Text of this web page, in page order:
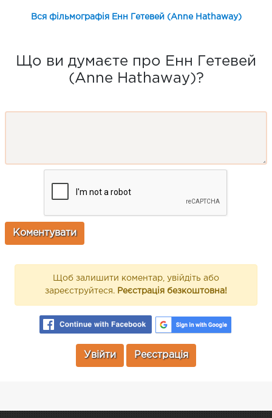
Вся фільмографія Енн Гетевей (Anne Hathaway)
Що ви думаєте про Енн Гетевей
(Anne Hathaway)?
Щоб залишити коментар, увійдіть або
зареєструйтеся. Реєстрація безкоштовна!
Увійти Реєстрація